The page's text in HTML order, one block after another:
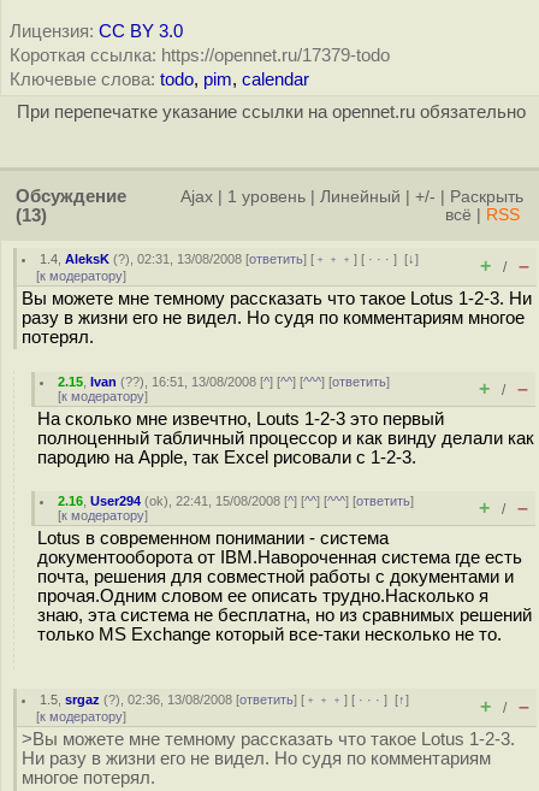
Лицензия: CC BY 3.0
Короткая ссылка: https://opennet.ru/17379-todo
Ключевые слова: todo, pim, calendar
При перепечатке указание ссылки на opennet.ru обязательно
Обсуждение
(13)
Ajax 1 уровень Линейный +/-
Раскрыть
всё
RSS
1.4 ,AleksK (?), 02:31, 13/08/2008 [ответить] [ ﹢﹢﹢] [ · · ·][↓]
[к модератору] + / –
Вы можете мне темному рассказать что такое Lotus 1-2-3. Ни
разу в жизни его не видел. Но судя по комментариям многое
потерял.
2.15 ,Ivan (??), 16:51, 13/08/2008 [^] [^^] [^^^] [ответить]
[к модератору] + / –
На сколько мне извечтно, Louts 1-2-3 это первый
полноценный табличный процессор и как винду делали как
пародию на Apple, так Excel рисовали с 1-2-3.
2.16 ,User294 (ok), 22:41, 15/08/2008 [^] [^^] [^^^] [ответить]
[к модератору] + / –
Lotus в современном понимании - система
документооборота от IBM.Навороченная система где есть
почта, решения для совместной работы с документами и
прочая.Одним словом ее описать трудно.Насколько я
знаю, эта система не бесплатна, но из сравнимых решений
только MS Exchange который все-таки несколько не то.
1.5 ,srgaz (?), 02:36, 13/08/2008 [ответить] [ ﹢﹢﹢] [ · · ·][↑]
[к модератору] + / –
>Вы можете мне темному рассказать что такое Lotus 1-2-3.
Ни разу в жизни его не видел. Но судя по комментариям
многое потерял.